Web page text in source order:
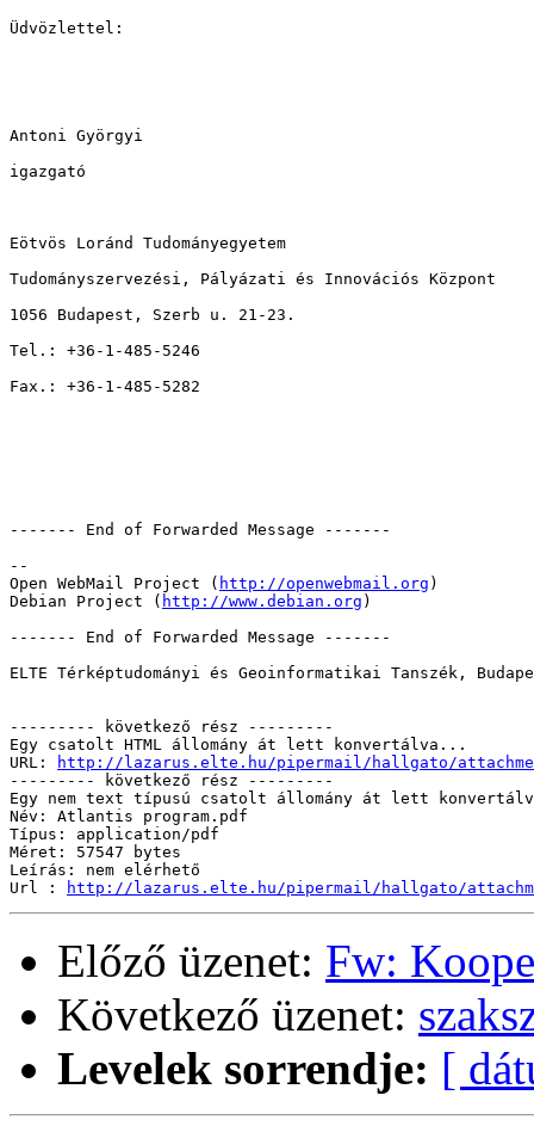
Üdvözlettel:
Antoni Györgyi
igazgató
Eötvös Loránd Tudományegyetem
Tudományszervezési, Pályázati és Innovációs Központ
1056 Budapest, Szerb u. 21-23.
Tel.: +36-1-485-5246
Fax.: +36-1-485-5282
------- End of Forwarded Message -------
--
Open WebMail Project ( http://openwebmail.org )
Debian Project ( http://www.debian.org )
------- End of Forwarded Message -------
ELTE Térképtudományi és Geoinformatikai Tanszék,
--------- következő rész ---------
Egy csatolt HTML állomány át lett konvertálva...
URL:
http://lazarus.elte.hu/pipermail/hallgato/
--------- következő rész ---------
Egy nem text típusú csatolt állomány át lett
Név: Atlantis program.pdf
Típus: application/pdf
Méret: 57547 bytes
Leírás: nem elérhető
Url :
http://lazarus.elte.hu/pipermail/hallgato/
Előző üzenet: Fw:
Következő üzenet:
Levelek sorrendje: [